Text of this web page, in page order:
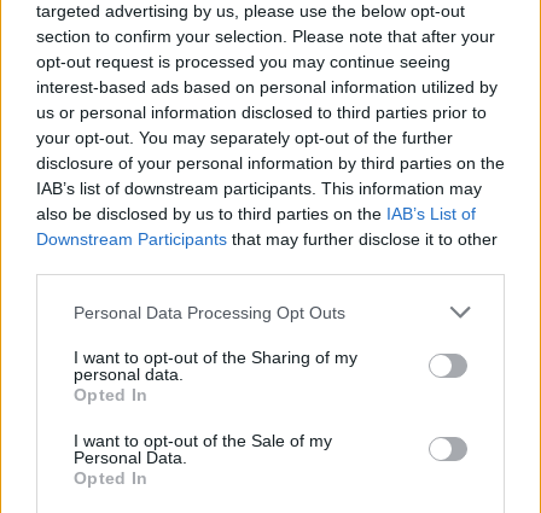
targeted advertising by us, please use the below opt-out
section to confirm your selection. Please note that after your
opt-out request is processed you may continue seeing
interest-based ads based on personal information utilized by
us or personal information disclosed to third parties prior to
your opt-out. You may separately opt-out of the further
disclosure of your personal information by third parties on the
IAB’s list of downstream participants. This information may
also be disclosed by us to third parties on the IAB’s List of
Downstream Participants that may further disclose it to other
Personal Data Processing Opt Outs
I want to opt-out of the Sharing of my
personal data.
Opted In
I want to opt-out of the Sale of my
Personal Data.
Opted In
Maks.średnica zewnętrzna roli:
127 mm
Podajniki nośników:
1 x ręczny - 1 rolka - wałek (6,3 cm)
Praca w sieci:
Protokoły zabezpieczeń i charakterystyka: